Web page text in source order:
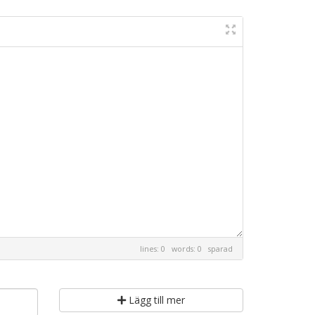
lines: 0 words: 0 sparad
Lägg till mer